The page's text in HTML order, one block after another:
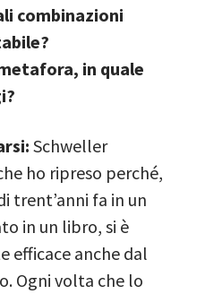
combinazioni
in quale
Schweller
ho ripreso perché,
trent’anni fa in un
in un libro, si è
efficace anche dal
Ogni volta che lo